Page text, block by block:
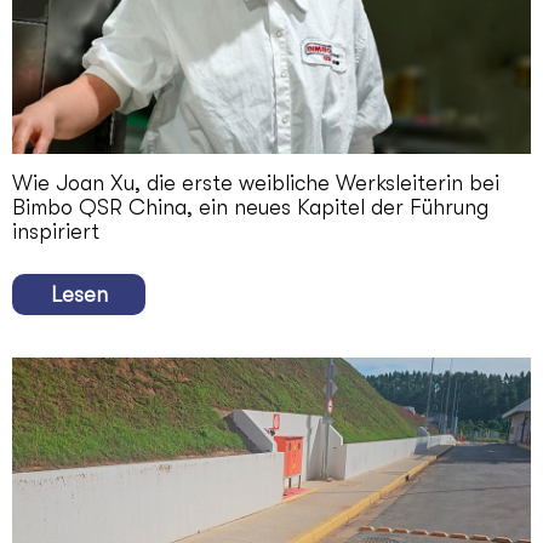
Wie Joan Xu, die erste weibliche Werksleiterin bei
Bimbo QSR China, ein neues Kapitel der Führung
inspiriert
Lesen